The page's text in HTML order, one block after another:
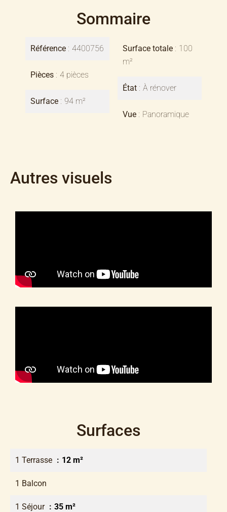
Sommaire
Référence 4400756
Pièces 4 pièces
Surface 94 m²
Surface totale
100
m²
État À rénover
Vue Panoramique
Autres visuels
Surfaces
1 Terrasse 12 m²
1 Balcon
1 Séjour 35 m²